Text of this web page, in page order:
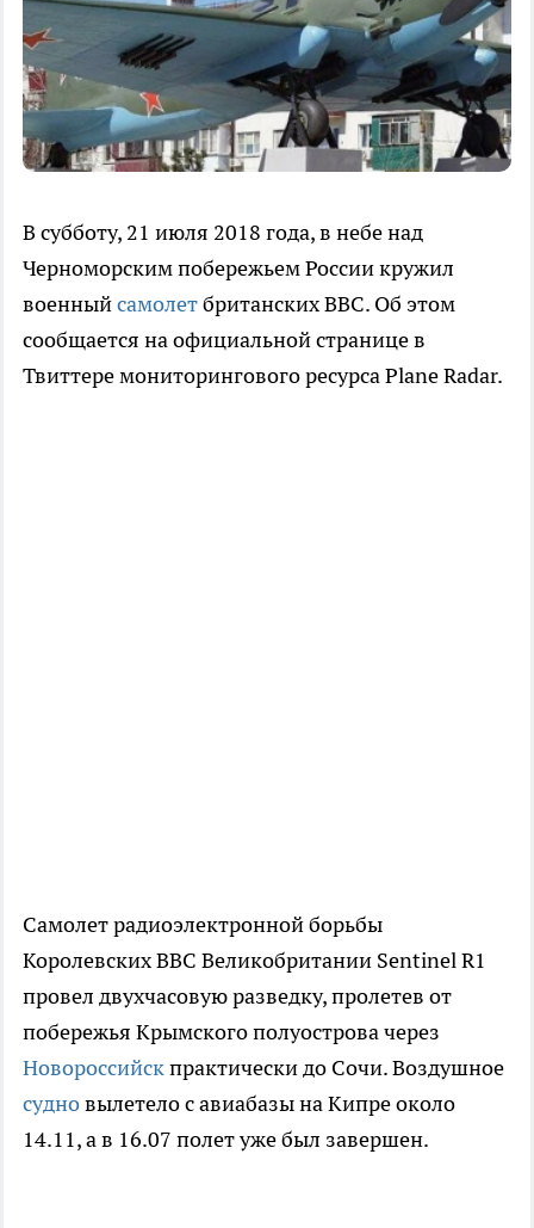
В субботу, 21 июля 2018 года, в небе над
Черноморским побережьем России кружил
военныйсамолетбританских ВВС. Об этом
сообщается на официальной странице в
Твиттере мониторингового ресурса Plane Radar.
Самолет радиоэлектронной борьбы
Королевских ВВС Великобритании Sentinel R1
провел двухчасовую разведку, пролетев от
побережья Крымского полуострова через
Новороссийскпрактически до Сочи. Воздушное
судновылетело с авиабазы на Кипре около
14.11, а в 16.07 полет уже был завершен.